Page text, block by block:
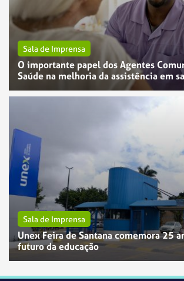
Sala de Imprensa
O importante papel dos Agentes
Saúde na melhoria da assistência em
Sala de Imprensa
Unex Feira de Santana comemora 25
futuro da educação